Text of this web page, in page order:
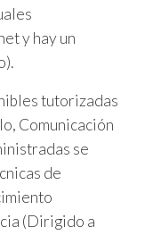
y hay un
tutorizadas
Comunicación
se
de
(Dirigido a